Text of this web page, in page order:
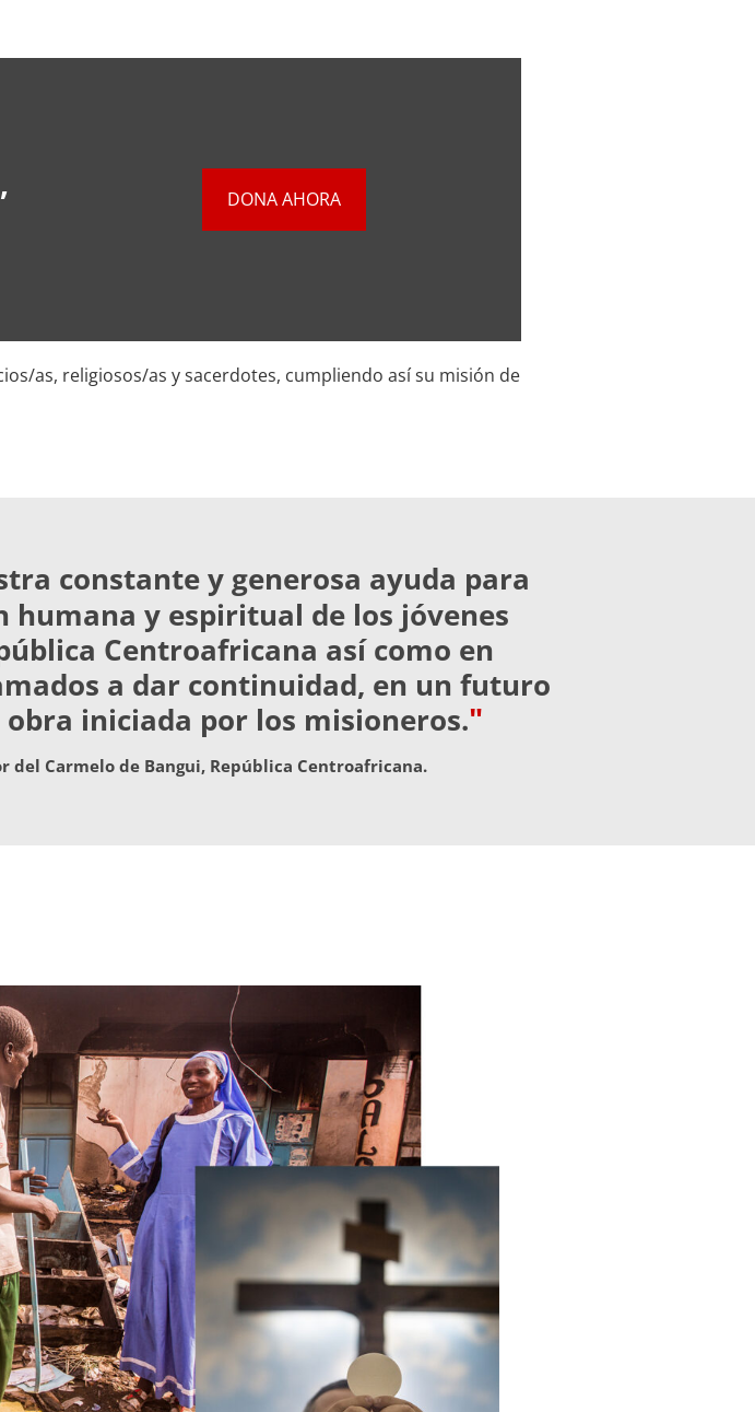
DONA AHORA
as, religiosos/as y sacerdotes, cumpliendo así su misión de
constante y generosa ayuda para
humana y espiritual de los jóvenes
Centroafricana así como en
a dar continuidad, en un futuro
iniciada por los misioneros."
del Carmelo de Bangui, República Centroafricana.